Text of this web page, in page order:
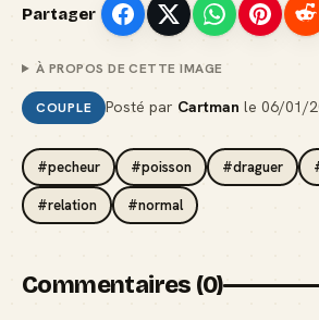
Partager
À PROPOS DE CETTE IMAGE
COUPLE Posté par Cartman le06/01/
#pecheur #poisson #draguer
#relation #normal
Commentaires (0)